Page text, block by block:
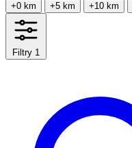
+0 km
+5 km +10 km
Filtry 1